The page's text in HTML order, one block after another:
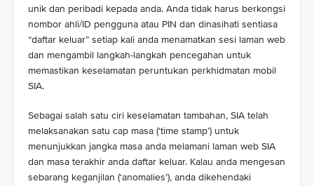
unik dan peribadi kepada anda. Anda tidak harus berkongsi
nombor ahli/ID pengguna atau PIN dan dinasihati sentiasa
“daftar keluar” setiap kali anda menamatkan sesi laman web
dan mengambil langkah-langkah pencegahan untuk
memastikan keselamatan peruntukan perkhidmatan mobil
SIA.
Sebagai salah satu ciri keselamatan tambahan, SIA telah
melaksanakan satu cap masa (‘time stamp’) untuk
menunjukkan jangka masa anda melamani laman web SIA
dan masa terakhir anda daftar keluar. Kalau anda mengesan
sebarang keganjilan (‘anomalies’), anda dikehendaki